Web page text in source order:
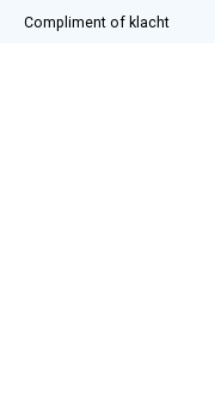
Compliment of klacht